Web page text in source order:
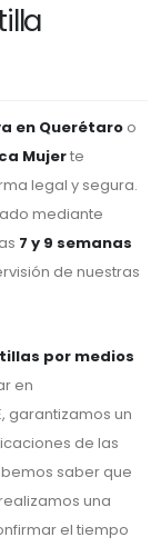
en Querétaro o
Mujerte
legal y segura.
mediante
7 y 9 semanas
de nuestras
por medios
en
garantizamos un
de las
saber que
una
el tiempo